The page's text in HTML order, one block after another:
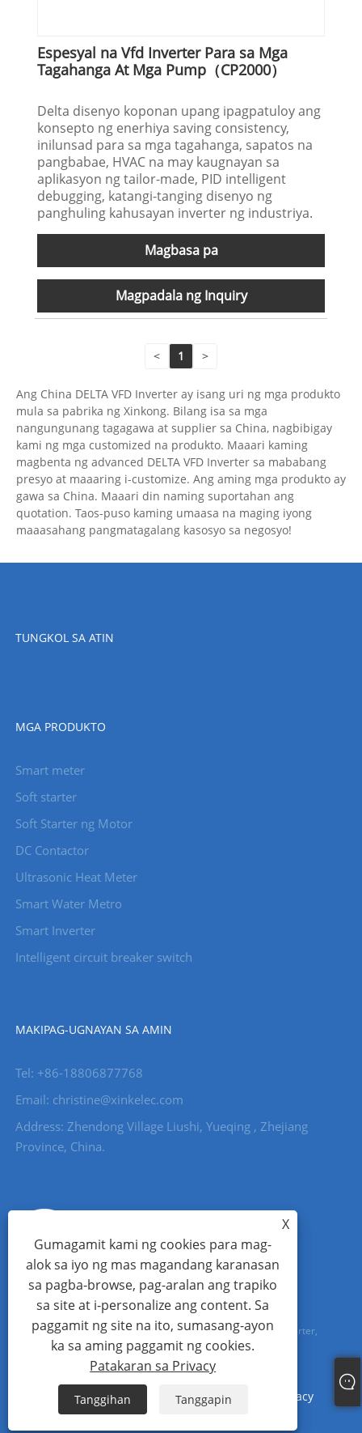
Espesyal na Vfd Inverter Para sa Mga
Tagahanga At Mga Pump（CP2000）
Delta disenyo koponan upang ipagpatuloy ang
konsepto ng enerhiya saving consistency,
inilunsad para sa mga tagahanga, sapatos na
pangbabae, HVAC na may kaugnayan sa
aplikasyon ng tailor-made, PID intelligent
debugging, katangi-tanging disenyo ng
panghuling kahusayan inverter ng industriya.
Magbasa pa
Magpadala ng Inquiry
< 1 >
Ang China DELTA VFD Inverter ay isang uri ng mga produkto
mula sa pabrika ng Xinkong. Bilang isa sa mga
nangungunang tagagawa at supplier sa China, nagbibigay
kami ng mga customized na produkto. Maaari kaming
magbenta ng advanced DELTA VFD Inverter sa mababang
presyo at maaaring i-customize. Ang aming mga produkto ay
gawa sa China. Maaari din naming suportahan ang
quotation. Taos-puso kaming umaasa na maging iyong
maaasahang pangmatagalang kasosyo sa negosyo!
TUNGKOL SA ATIN
MGA PRODUKTO
Smart meter
Soft starter
Soft Starter ng Motor
DC Contactor
Ultrasonic Heat Meter
Smart Water Metro
Smart Inverter
Intelligent circuit breaker switch
MAKIPAG-UGNAYAN SA AMIN
Tel: +86-18806877768
Email: christine@xinkelec.com
Address: Zhendong Village Liushi, Yueqing , Zhejiang
Province, China.
Copyright © 2023 Wenzhou Xinkong Imp&exp Co.,Ltd. - Soft Starter,
Water Meter, Ultrasonic Water Meter - All Rights reserved.
Sitemap RSS XML Patakaran sa Privacy
X
Gumagamit kami ng cookies para mag-
alok sa iyo ng mas magandang karanasan
sa pagba-browse, pag-aralan ang trapiko
sa site at i-personalize ang content. Sa
paggamit ng site na ito, sumasang-ayon
ka sa aming paggamit ng cookies.
Patakaran sa Privacy
Tanggihan Tanggapin